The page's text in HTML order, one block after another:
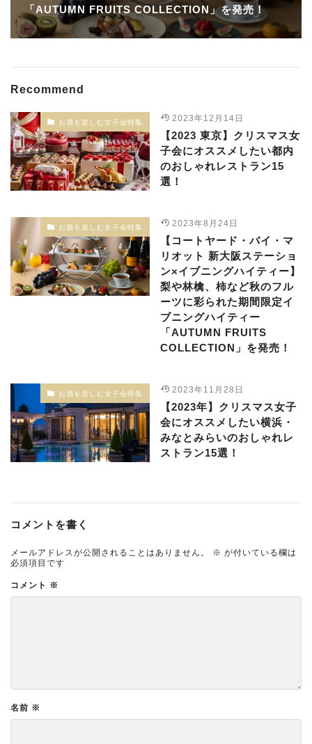
「AUTUMN FRUITS COLLECTION」を発売！
Recommend
お酒を楽しむ女子会特集 2023年12月14日
【2023 東京】クリスマス女
子会にオススメしたい都内
のおしゃれレストラン15
選！
お酒を楽しむ女子会特集 2023年8月24日
【コートヤード・バイ・マ
リオット 新大阪ステーショ
ン×イブニングハイティー】
梨や林檎、柿など秋のフル
ーツに彩られた期間限定イ
ブニングハイティー
「AUTUMN FRUITS
COLLECTION」を発売！
お酒を楽しむ女子会特集 2023年11月28日
【2023年】クリスマス女子
会にオススメしたい横浜・
みなとみらいのおしゃれレ
ストラン15選！
コメントを書く
メールアドレスが公開されることはありません。 ※ が付いている欄は
必須項目です
コメント ※
名前 ※